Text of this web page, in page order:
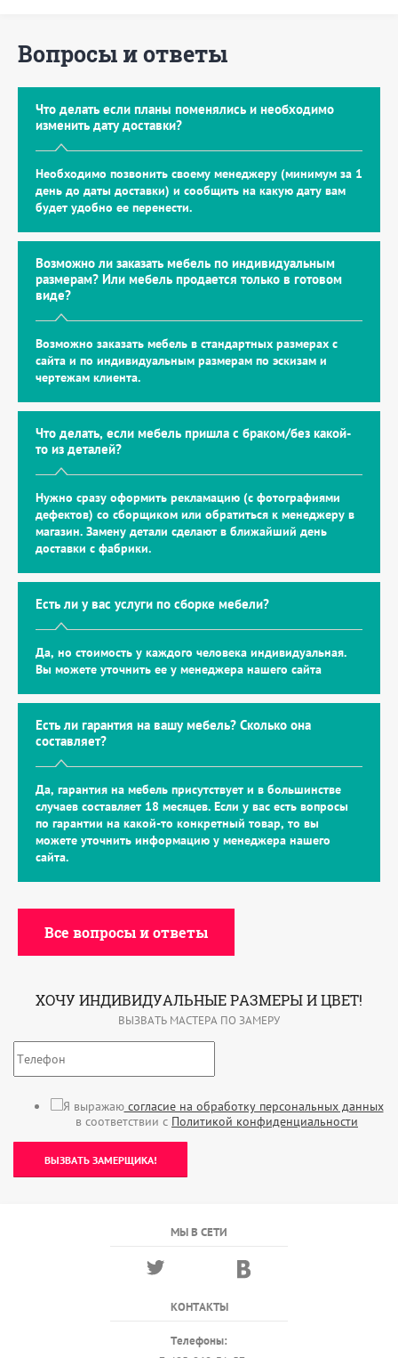
Вопросы и ответы
Что делать если планы поменялись и необходимо
изменить дату доставки?
Необходимо позвонить своему менеджеру (минимум за 1
день до даты доставки) и сообщить на какую дату вам
будет удобно ее перенести.
Возможно ли заказать мебель по индивидуальным
размерам? Или мебель продается только в готовом
виде?
Возможно заказать мебель в стандартных размерах с
сайта и по индивидуальным размерам по эскизам и
чертежам клиента.
Что делать, если мебель пришла с браком/без какой-
то из деталей?
Нужно сразу оформить рекламацию (с фотографиями
дефектов) со сборщиком или обратиться к менеджеру в
магазин. Замену детали сделают в ближайший день
доставки с фабрики.
Есть ли у вас услуги по сборке мебели?
Да, но стоимость у каждого человека индивидуальная.
Вы можете уточнить ее у менеджера нашего сайта
Есть ли гарантия на вашу мебель? Сколько она
составляет?
Да, гарантия на мебель присутствует и в большинстве
случаев составляет 18 месяцев. Если у вас есть вопросы
по гарантии на какой-то конкретный товар, то вы
можете уточнить информацию у менеджера нашего
сайта.
Все вопросы и ответы
ХОЧУ ИНДИВИДУАЛЬНЫЕ РАЗМЕРЫ И ЦВЕТ!
ВЫЗВАТЬ МАСТЕРА ПО ЗАМЕРУ
Я выражаюсогласие на обработку персональных данных
в соответствии с Политикой конфиденциальности
ВЫЗВАТЬ ЗАМЕРЩИКА!
МЫ В СЕТИ
КОНТАКТЫ
Телефоны: